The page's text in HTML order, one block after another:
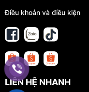
Điều khoản và điều kiện
LIÊN HỆ NHANH